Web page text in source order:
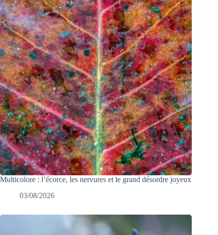
Multicolore : l’écorce, les nervures et le grand désordre joyeux
03/08/2026